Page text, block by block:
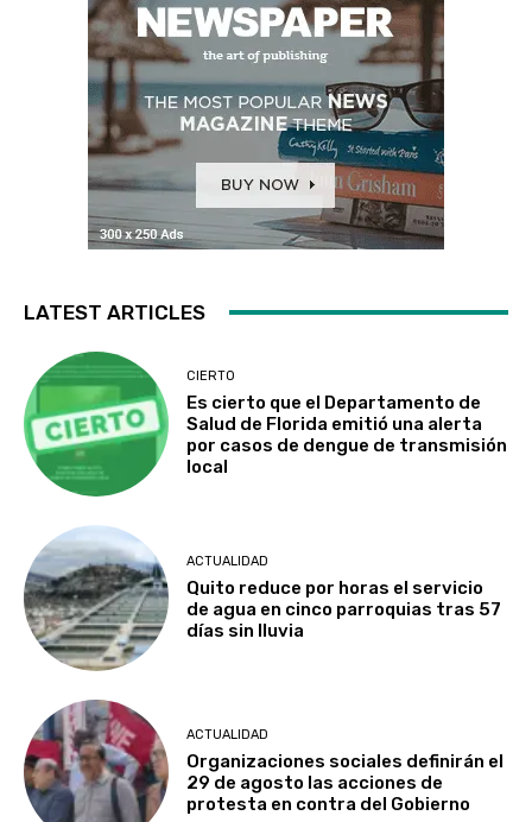
LATEST ARTICLES
CIERTO
Es cierto que el Departamento de
Salud de Florida emitió una alerta
por casos de dengue de transmisión
local
ACTUALIDAD
Quito reduce por horas el servicio
de agua en cinco parroquias tras 57
días sin lluvia
ACTUALIDAD
Organizaciones sociales definirán el
29 de agosto las acciones de
protesta en contra del Gobierno